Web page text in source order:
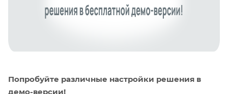
Попробуйте различные настройки решения в
демо-версии!